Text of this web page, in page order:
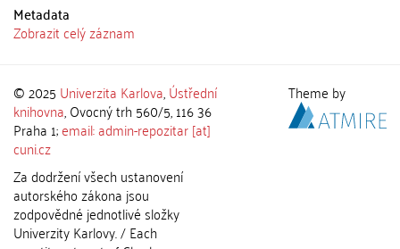
Metadata
Zobrazit celý záznam
© 2025 Univerzita Karlova,Ústřední
knihovna, Ovocný trh 560/5, 116 36
Praha 1;email: admin-repozitar [at]
cuni.cz
Za dodržení všech ustanovení
autorského zákona jsou
zodpovědné jednotlivé složky
Univerzity Karlovy. / Each
Theme by